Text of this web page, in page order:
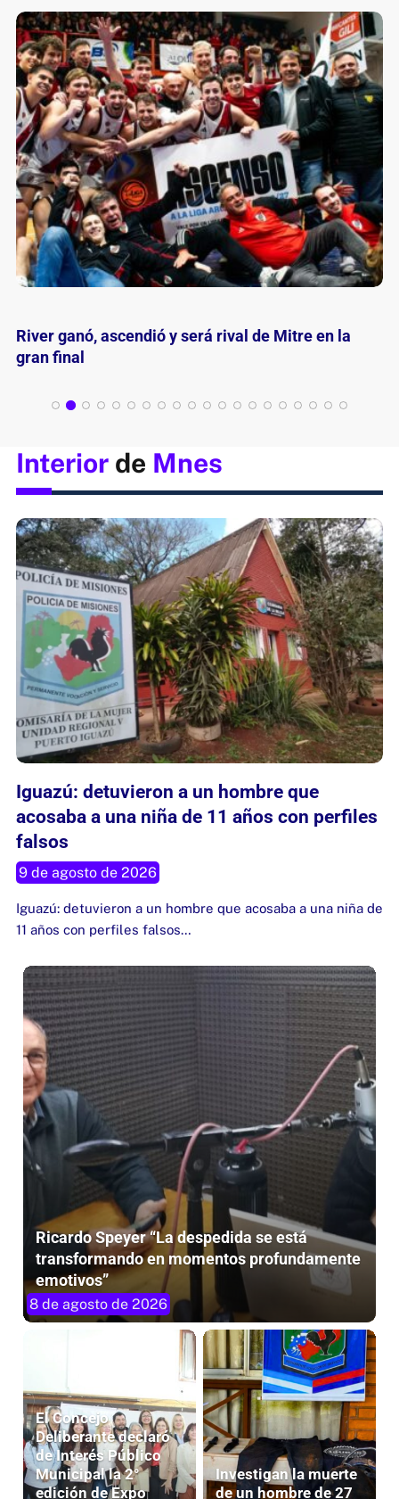
Un ascenso para festejarlo y valorarlo
Iguazú: detuvieron a un hombre que
acosaba a una niña de 11 años con perfiles
falsos
9 de agosto de 2026
Iguazú: detuvieron a un hombre que acosaba a una niña de
11 años con perfiles falsos…
Ricardo Speyer “La despedida se está
transformando en momentos profundamente
emotivos”
8 de agosto de 2026
El Concejo
Deliberante declaró
de Interés Público
Municipal la 2°
edición de Expo
CAMEM Provincial
Investigan la muerte
de un hombre de 27
años tras un